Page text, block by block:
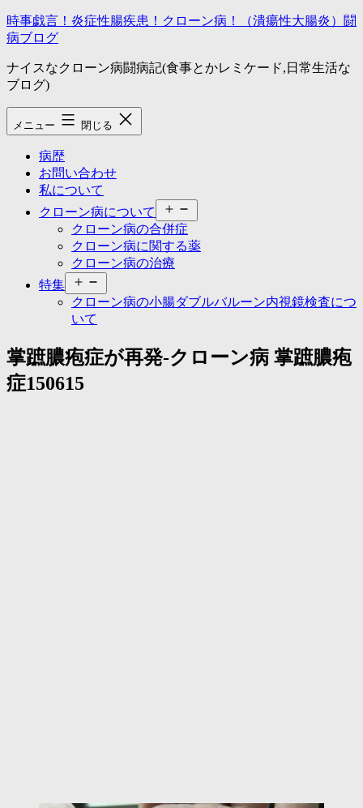
コ
ン
ン
ツ
へ
ス
キ
時事戯言！炎症性腸疾患！クローン病！（潰瘍性大腸炎）闘
病ブログ
ナイスなクローン病闘病記(食事とかレミケード,日常生活な
ブログ)
メニュー 閉じる
病歴
お問い合わせ
私について
クローン病について
ニ
ュ
ー
く
クローン病の合併症
クローン病に関する薬
クローン病の治療
特集
ニ
ュ
開
く
クローン病の小腸ダブルバルーン内視鏡検査につ
いて
掌蹠膿疱症が再発-クローン病 掌蹠膿疱
症150615